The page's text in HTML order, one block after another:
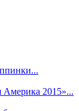
Америка 2015»...